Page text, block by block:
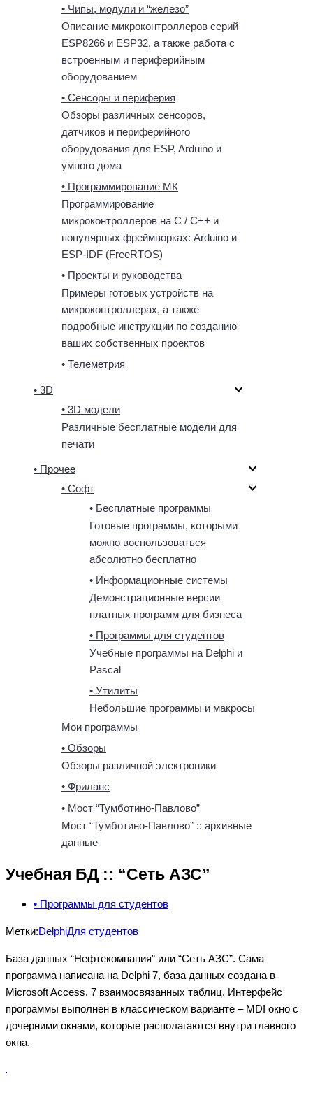
• Чипы, модули и “железо”
Описание микроконтроллеров серий
ESP8266 и ESP32, а также работа с
встроенным и периферийным
оборудованием
• Сенсоры и периферия
Обзоры различных сенсоров,
датчиков и периферийного
оборудования для ESP, Arduino и
умного дома
• Программирование МК
Программирование
микроконтроллеров на C / C++ и
популярных фреймворках: Arduino и
ESP-IDF (FreeRTOS)
• Проекты и руководства
Примеры готовых устройств на
микроконтроллерах, а также
подробные инструкции по созданию
ваших собственных проектов
• Телеметрия
• 3D
• 3D модели
Различные бесплатные модели для
печати
• Прочее
• Софт
• Бесплатные программы
Готовые программы, которыми
можно воспользоваться
абсолютно бесплатно
• Информационные системы
Демонстрационные версии
платных программ для бизнеса
• Программы для студентов
Учебные программы на Delphi и
Pascal
• Утилиты
Небольшие программы и макросы
Мои программы
• Обзоры
Обзоры различной электроники
• Фриланс
• Мост “Тумботино-Павлово”
Мост “Тумботино-Павлово” :: архивные
данные
Учебная БД :: “Сеть АЗС”
• Программы для студентов
Метки:DelphiДля студентов
База данных “Нефтекомпания” или “Сеть АЗС”. Сама
программа написана на Delphi 7, база данных создана в
Microsoft Access. 7 взаимосвязанных таблиц. Интерфейс
программы выполнен в классическом варианте – MDI окно с
дочерними окнами, которые располагаются внутри главного
окна.